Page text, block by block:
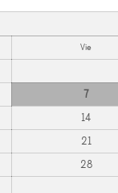
Vie
7
14
21
28